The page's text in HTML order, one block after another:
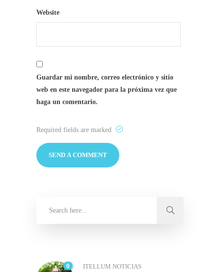
Website
Guardar mi nombre, correo electrónico y sitio
web en este navegador para la próxima vez que
haga un comentario.
Required fields are marked
0 ITELLUM NOTICIAS